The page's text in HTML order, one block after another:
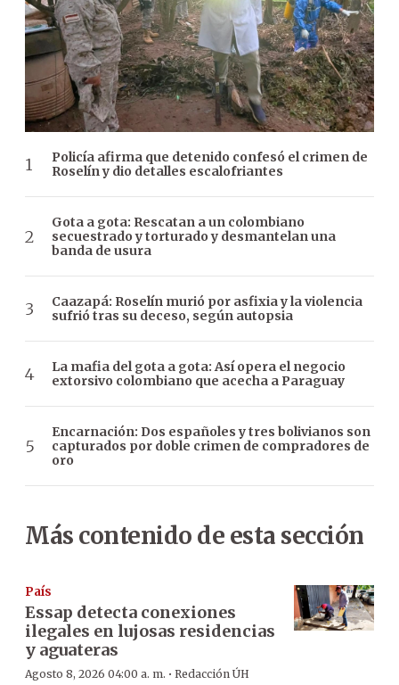
Policía afirma que detenido confesó el crimen de
Roselín y dio detalles escalofriantes
Gota a gota: Rescatan a un colombiano
secuestrado y torturado y desmantelan una
banda de usura
Caazapá: Roselín murió por asfixia y la violencia
sufrió tras su deceso, según autopsia
La mafia del gota a gota: Así opera el negocio
extorsivo colombiano que acecha a Paraguay
Encarnación: Dos españoles y tres bolivianos son
capturados por doble crimen de compradores de
oro
Más contenido de esta sección
País
Essap detecta conexiones
ilegales en lujosas residencias
y aguateras
Agosto 8, 2026 04:00 a. m. · Redacción ÚH